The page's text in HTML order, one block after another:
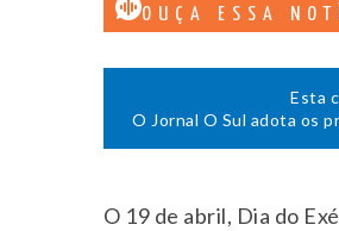
OUÇA ESSA
Esta
O Jornal O Sul adota os
O 19 de abril, Dia do